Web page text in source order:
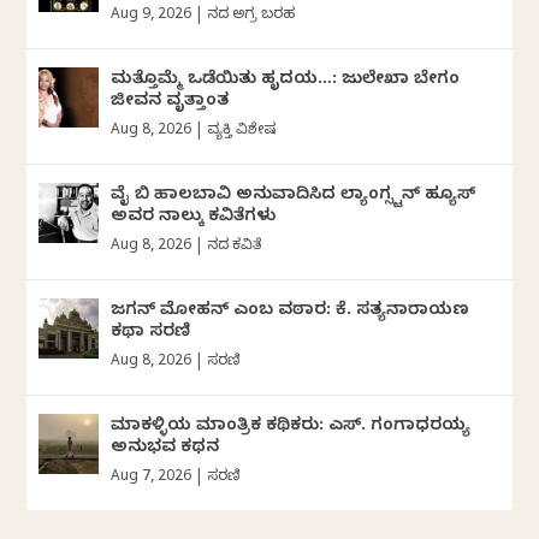
Aug 9, 2026 ದಿನದ ಅಗ್ರ ಬರಹ
ಮತ್ತೊಮ್ಮೆ ಒಡೆಯಿತು ಹೃದಯ…: ಜುಲೇಖಾ ಬೇಗಂ
ಜೀವನ ವೃತ್ತಾಂತ
Aug 8, 2026 ವ್ಯಕ್ತಿ ವಿಶೇಷ
ವೈ ಬಿ ಹಾಲಬಾವಿ ಅನುವಾದಿಸಿದ ಲ್ಯಾಂಗ್ಸ್ಟನ್ ಹ್ಯೂಸ್
ಅವರ ನಾಲ್ಕು ಕವಿತೆಗಳು
Aug 8, 2026 ದಿನದ ಕವಿತೆ
ಜಗನ್‌ ಮೋಹನ್‌ ಎಂಬ ವಠಾರ: ಕೆ. ಸತ್ಯನಾರಾಯಣ
ಕಥಾ ಸರಣಿ
Aug 8, 2026 ಸರಣಿ
ಮಾಕಳ್ಳಿಯ ಮಾಂತ್ರಿಕ ಕಥಿಕರು: ಎಸ್. ಗಂಗಾಧರಯ್ಯ
ಅನುಭವ ಕಥನ
Aug 7, 2026 ಸರಣಿ